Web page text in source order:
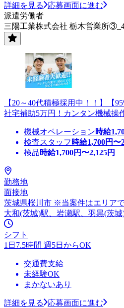
詳細を見る
応募画面に進む
派遣労働者
三陽工業株式会社 栃木営業所
【20～40代積極採用中！！】【
社宅補助5万円！カンタン機械操
機械オペレーション時給
検査スタッフ 時給1,700円〜
検品時給1,700円〜2,125円
勤務地
面接地
茨城県桜川市 ※当案件はエリア
大和(茨城)駅、岩瀬駅、羽黒(茨城
シフト
1日7.5時間 週5日からOK
交通費支給
未経験OK
まかないあり
詳細を見る
応募画面に進む